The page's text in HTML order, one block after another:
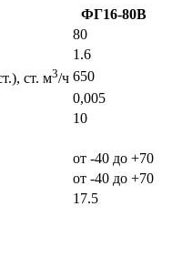
ФГ16-80В
80
1.6
ст. м3/ч 650
0,005
10
от -40 до +70
от -40 до +70
17.5